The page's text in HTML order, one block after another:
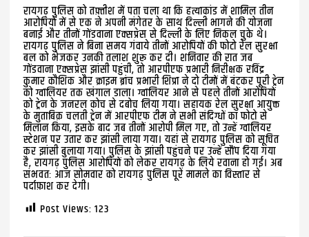
रायगढ़ पुलिस को तफ़्तीश में पता चला था कि हत्याकांड में शामिल तीन
आरोपियों में से एक ने अपनी मंगेतर के साथ दिल्ली भागने की योजना
बनाई और तीनों गोंडवाना एक्सप्रेस से दिल्ली के लिए निकल चुके थे।
रायगढ़ पुलिस ने बिना समय गंवाये तीनों आरोपियों की फोटो रेल सुरक्षा
बल को भेजकर उनकी तलाश शुरू कर दी। शनिवार की रात जब
गोंडवाना एक्सप्रेस झांसी पहुंची, तो आरपीएफ प्रभारी निरीक्षक रविंद्र
कुमार कौशिक और क्राइम ब्रांच प्रभारी शिप्रा ने दो टीमों में बंटकर पूरी ट्रेन
को ग्वालियर तक खंगाल डाला। ग्वालियर आने से पहले तीनों आरोपियों
को ट्रेन के जनरल कोच से दबोच लिया गया। सहायक रेल सुरक्षा आयुक्त
के मुताबिक़ चलती ट्रेन में आरपीएफ टीम ने सभी संदिग्धों का फोटो से
मिलान किया, इसके बाद जब तीनों आरोपी मिल गए, तो उन्हें ग्वालियर
स्टेशन पर उतार कर झांसी लाया गया। यहां से रायगढ़ पुलिस को सूचित
कर झांसी बुलाया गया। पुलिस के झांसी पहुंचने पर उन्हें सौंप दिया गया
है, रायगढ़ पुलिस आरोपियों को लेकर रायगढ़ के लिये रवाना हो गई। अब
संभवतः आज सोमवार को रायगढ़ पुलिस पूरे मामले का विस्तार से
पर्दाफ़ाश कर देगी।
Post Views: 123